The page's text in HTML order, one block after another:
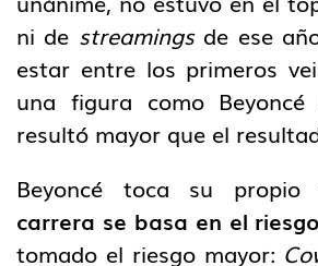
ni de streamingsde ese
estar entre los primeros
una figura como Beyoncé
resultó mayor que el
Beyoncé toca su
carrera se basa en el
tomado el riesgo mayor: